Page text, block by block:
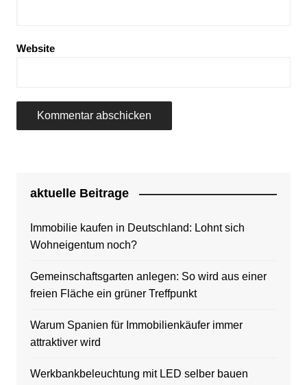
Website
aktuelle Beitrage
Immobilie kaufen in Deutschland: Lohnt sich
Wohneigentum noch?
Gemeinschaftsgarten anlegen: So wird aus einer
freien Fläche ein grüner Treffpunkt
Warum Spanien für Immobilienkäufer immer
attraktiver wird
Werkbankbeleuchtung mit LED selber bauen